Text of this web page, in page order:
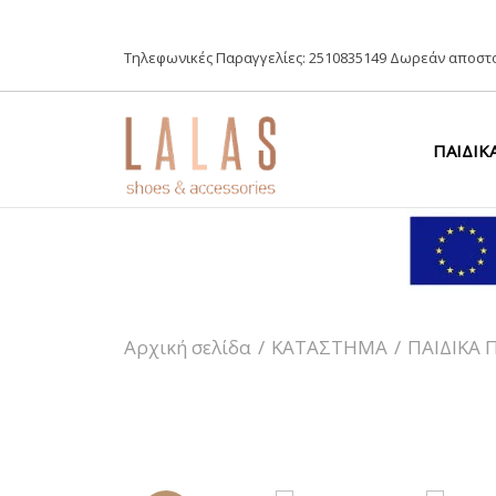
Τηλεφωνικές Παραγγελίες: 2510835149 Δωρεάν
Αρχική σελίδα / ΚΑΤΑΣΤΗΜΑ / ΠΑΙΔΙΚΑ